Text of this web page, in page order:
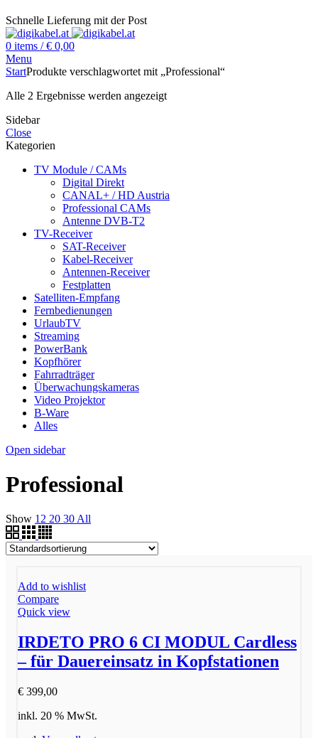
Schnelle Lieferung mit der Post
0 items / € 0,00
Menu
StartProdukte verschlagwortet mit „Professional“
Alle 2 Ergebnisse werden angezeigt
Sidebar
Close
Kategorien
TV Module / CAMs
Digital Direkt
CANAL+ / HD Austria
Professional CAMs
Antenne DVB-T2
TV-Receiver
SAT-Receiver
Kabel-Receiver
Antennen-Receiver
Festplatten
Satelliten-Empfang
Fernbedienungen
UrlaubTV
Streaming
PowerBank
Kopfhörer
Fahrradträger
Überwachungskameras
Video Projektor
B-Ware
Alles
Open sidebar
Professional
Show 12 20 30All
Add to wishlist
Compare
Quick view
IRDETO PRO 6 CI MODUL Cardless
– für Dauereinsatz in Kopfstationen
€ 399,00
inkl. 20 % MwSt.